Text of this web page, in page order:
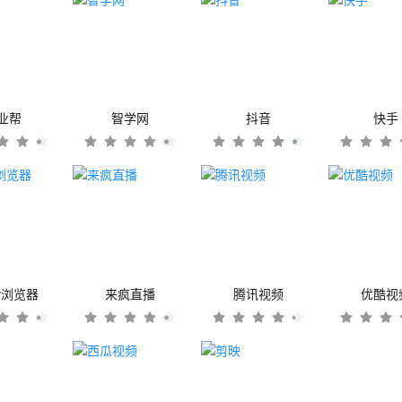
帮 智学网 抖音 快手
览器 来疯直播 腾讯视频 优酷视